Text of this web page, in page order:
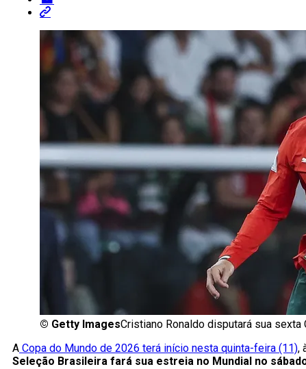
© Getty ImagesCristiano Ronaldo disputará sua
A Copa do Mundo de 2026 terá início nesta quinta-feira (11),
Seleção Brasileira fará sua estreia no Mundial no